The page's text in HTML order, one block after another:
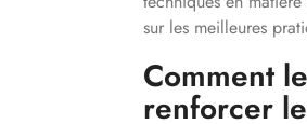
sur les meilleures
Comment
renforcer